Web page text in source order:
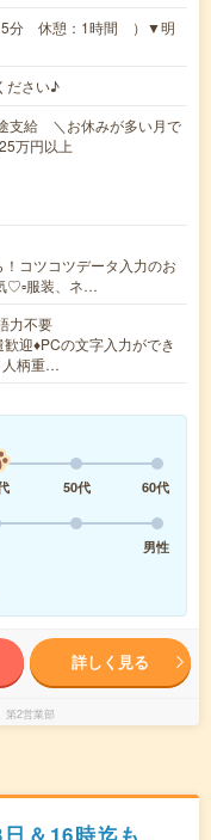
分 休憩：1時間 ）▼明
さい♪
支給 ＼お休みが多い月で
万円以上
コツコツデータ入力のお
♡▫服装、ネ…
力不要
迎♦︎PCの文字入力ができ
人柄重…
50代
60代
男性
詳しく見る
第2営業部
＆16時迄も